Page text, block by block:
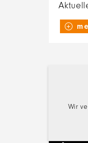
Wir